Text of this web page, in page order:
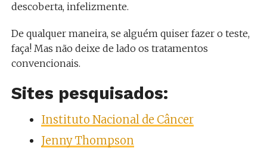
descoberta, infelizmente.
De qualquer maneira, se alguém quiser fazer o teste,
faça! Mas não deixe de lado os tratamentos
convencionais.
Sites pesquisados:
Instituto Nacional de Câncer
Jenny Thompson